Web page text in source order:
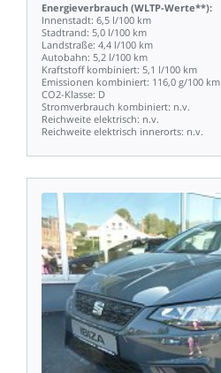
Energieverbrauch (WLTP-Werte**):
Innenstadt: 6,5 l/100 km
Stadtrand: 5,0 l/100 km
Landstraße: 4,4 l/100 km
Autobahn: 5,2 l/100 km
Kraftstoff kombiniert: 5,1 l/100 km
Emissionen kombiniert: 116,0 g/100 km
CO2-Klasse: D
Stromverbrauch kombiniert: n.v.
Reichweite elektrisch: n.v.
Reichweite elektrisch innerorts: n.v.